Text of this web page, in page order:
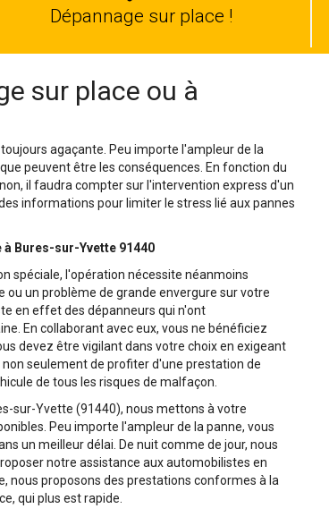
auto
Dépannage sur place !
sur place ou à
agaçante. Peu importe l'ampleur de la
peuvent être les conséquences. En fonction du
il faudra compter sur l'intervention express d'un
informations pour limiter le stress lié aux pannes
Bures-sur-Yvette 91440
spéciale, l'opération nécessite néanmoins
ou un problème de grande envergure sur votre
en effet des dépanneurs qui n'ont
En collaborant avec eux, vous ne bénéficiez
devez être vigilant dans votre choix en exigeant
seulement de profiter d'une prestation de
de tous les risques de malfaçon.
sur-Yvette (91440), nous mettons à votre
Peu importe l'ampleur de la panne, vous
un meilleur délai. De nuit comme de jour, nous
notre assistance aux automobilistes en
nous proposons des prestations conformes à la
qui plus est rapide.